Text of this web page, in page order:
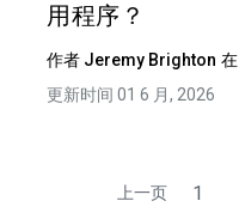
用程序？
作者 Jeremy Brighton 在
更新时间 01 6 月, 2026
上一页 1